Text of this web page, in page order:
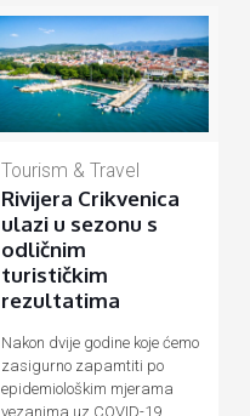
Tourism & Travel
Rivijera Crikvenica
ulazi u sezonu s
odličnim
turističkim
rezultatima
Nakon dvije godine koje ćemo
zasigurno zapamtiti po
epidemiološkim mjerama
vezanima uz COVID-19